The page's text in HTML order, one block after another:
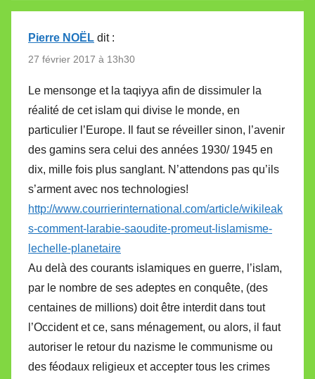
Pierre NOËL dit :
27 février 2017 à 13h30
Le mensonge et la taqiyya afin de dissimuler la
réalité de cet islam qui divise le monde, en
particulier l’Europe. Il faut se réveiller sinon, l’avenir
des gamins sera celui des années 1930/ 1945 en
dix, mille fois plus sanglant. N’attendons pas qu’ils
s’arment avec nos technologies!
http://www.courrierinternational.com/article/wikileak
s-comment-larabie-saoudite-promeut-lislamisme-
lechelle-planetaire
Au delà des courants islamiques en guerre, l’islam,
par le nombre de ses adeptes en conquête, (des
centaines de millions) doit être interdit dans tout
l’Occident et ce, sans ménagement, ou alors, il faut
autoriser le retour du nazisme le communisme ou
des féodaux religieux et accepter tous les crimes